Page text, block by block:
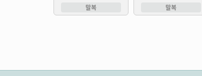
말복 말복